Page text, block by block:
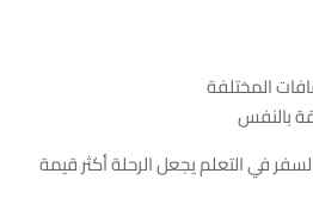
المختلفة
بالنفس
في التعلم يجعل الرحلة أكثر قيمة